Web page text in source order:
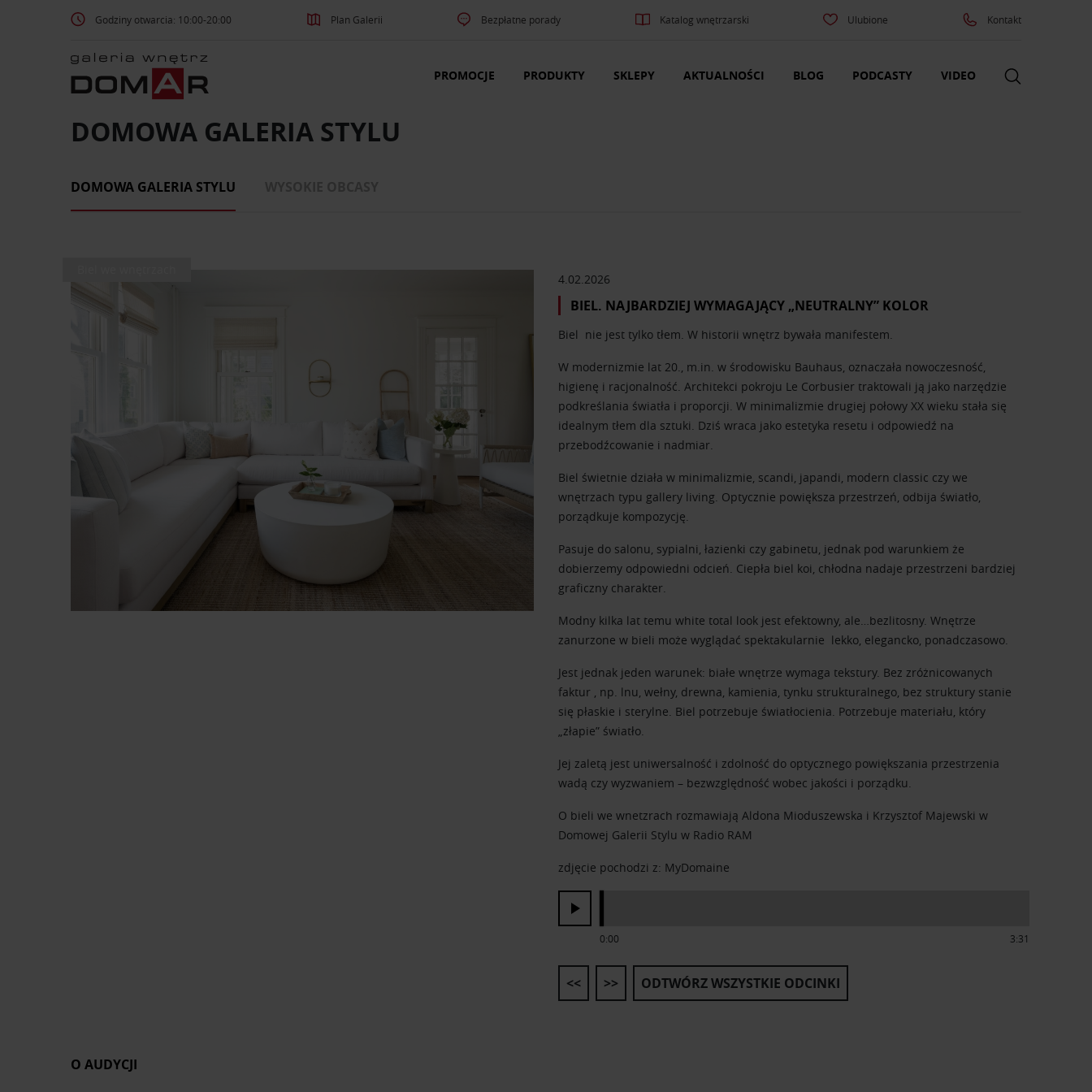
Godziny otwarcia: 10:00-20:00 Plan Galerii Bezpłatne porady Katalog wnętrzarski Ulubione Kontakt
PROMOCJE PRODUKTY SKLEPY AKTUALNOŚCI BLOG PODCASTY VIDEO
DOMOWA GALERIA STYLU
DOMOWA GALERIA STYLU
4.02.2026
BIEL. NAJBARDZIEJ WYMAGAJĄCY „NEUTRALNY” KOLOR
Biel nie jest tylko tłem. W historii wnętrz bywała manifestem.
W modernizmie lat 20., m.in. w środowisku Bauhaus, oznaczała nowoczesność,
higienę i racjonalność. Architekci pokroju Le Corbusier traktowali ją jako narzędzie
podkreślania światła i proporcji. W minimalizmie drugiej połowy XX wieku stała się
idealnym tłem dla sztuki. Dziś wraca jako estetyka resetu i odpowiedź na
przebodźcowanie i nadmiar.
Biel świetnie działa w minimalizmie, scandi, japandi, modern classic czy we
wnętrzach typu gallery living. Optycznie powiększa przestrzeń, odbija światło,
porządkuje kompozycję.
Pasuje do salonu, sypialni, łazienki czy gabinetu, jednak pod warunkiem że
dobierzemy odpowiedni odcień. Ciepła biel koi, chłodna nadaje przestrzeni bardziej
graficzny charakter.
Modny kilka lat temu white total look jest efektowny, ale…bezlitosny. Wnętrze
zanurzone w bieli może wyglądać spektakularnie lekko, elegancko, ponadczasowo.
Jest jednak jeden warunek: białe wnętrze wymaga tekstury. Bez zróżnicowanych
faktur , np. lnu, wełny, drewna, kamienia, tynku strukturalnego, bez struktury stanie
się płaskie i sterylne. Biel potrzebuje światłocienia. Potrzebuje materiału, który
„złapie” światło.
Jej zaletą jest uniwersalność i zdolność do optycznego powiększania przestrzenia
wadą czy wyzwaniem – bezwzględność wobec jakości i porządku.
O bieli we wnetzrach rozmawiają Aldona Mioduszewska i Krzysztof Majewski w
Domowej Galerii Stylu w Radio RAM
zdjęcie pochodzi z: MyDomaine
0:00 3:31
<< >> ODTWÓRZ WSZYSTKIE ODCINKI
O AUDYCJI